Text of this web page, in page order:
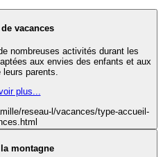
vacances
nombreuses activités durant les
aux envies des enfants et aux
leurs parents.
plus...
reseau-l/vacances/type-accueil-
montagne